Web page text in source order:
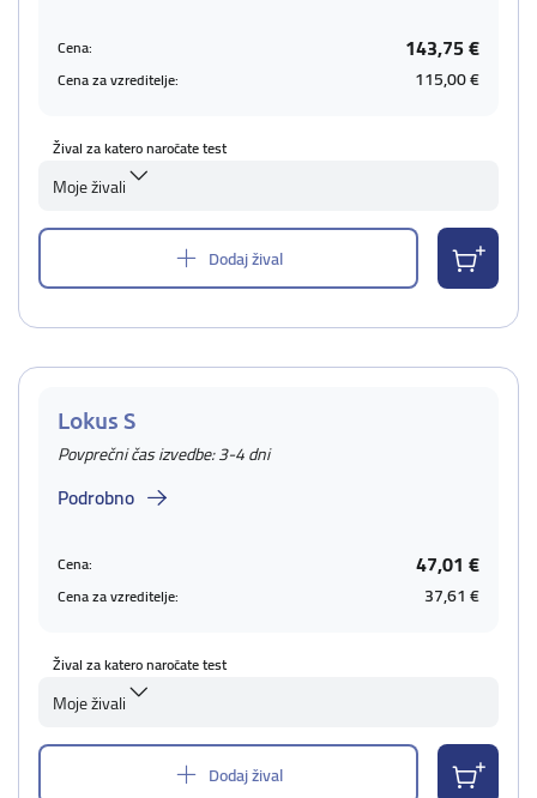
Cena: 143,75 €
Cena za vzreditelje: 115,00 €
Žival za katero naročate test
Moje živali
Dodaj žival
Lokus S
Povprečni čas izvedbe: 3-4 dni
Podrobno
Cena: 47,01 €
Cena za vzreditelje: 37,61 €
Žival za katero naročate test
Moje živali
Dodaj žival